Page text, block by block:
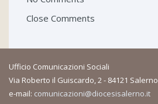
Close Comments
Ufficio Comunicazioni Sociali
Via Roberto il Guiscardo, 2 - 84121 Salerno
e-mail: comunicazioni@diocesisalerno.it